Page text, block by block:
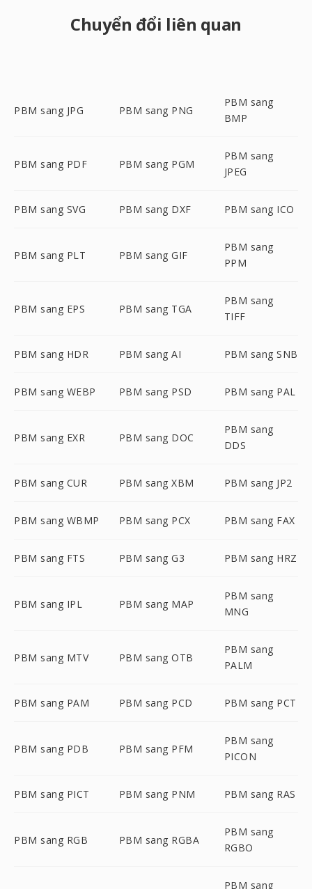
Chuyển đổi liên quan
PBM sang JPG PBM sang PNG
PBM sang
BMP
PBM sang PDF PBM sang PGM
PBM sang
JPEG
PBM sang SVG PBM sang DXF PBM sang ICO
PBM sang PLT PBM sang GIF
PBM sang
PPM
PBM sang EPS PBM sang TGA
PBM sang
TIFF
PBM sang HDR PBM sang AI PBM sang SNB
PBM sang WEBP PBM sang PSD PBM sang PAL
PBM sang EXR PBM sang DOC
PBM sang
DDS
PBM sang CUR PBM sang XBM PBM sang JP2
PBM sang WBMP PBM sang PCX PBM sang FAX
PBM sang FTS PBM sang G3 PBM sang HRZ
PBM sang IPL PBM sang MAP
PBM sang
MNG
PBM sang MTV PBM sang OTB
PBM sang
PALM
PBM sang PAM PBM sang PCD PBM sang PCT
PBM sang PDB PBM sang PFM
PBM sang
PICON
PBM sang PICT PBM sang PNM PBM sang RAS
PBM sang RGB PBM sang RGBA
PBM sang
RGBO
PBM sang